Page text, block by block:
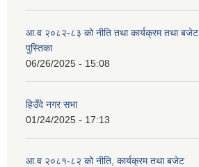
आ.व २०८२-८३ को नीति तथा कार्यक्रम तथा बजेट
पुस्तिका
06/26/2025 - 15:08
हिउँदे नगर सभा
01/24/2025 - 17:13
आ.व २०८१-८२ को नीति, कार्यक्रम तथा बजेट